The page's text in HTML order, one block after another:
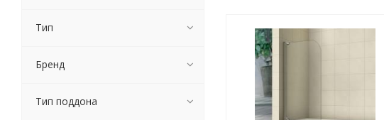
Тип
Бренд
Тип поддона